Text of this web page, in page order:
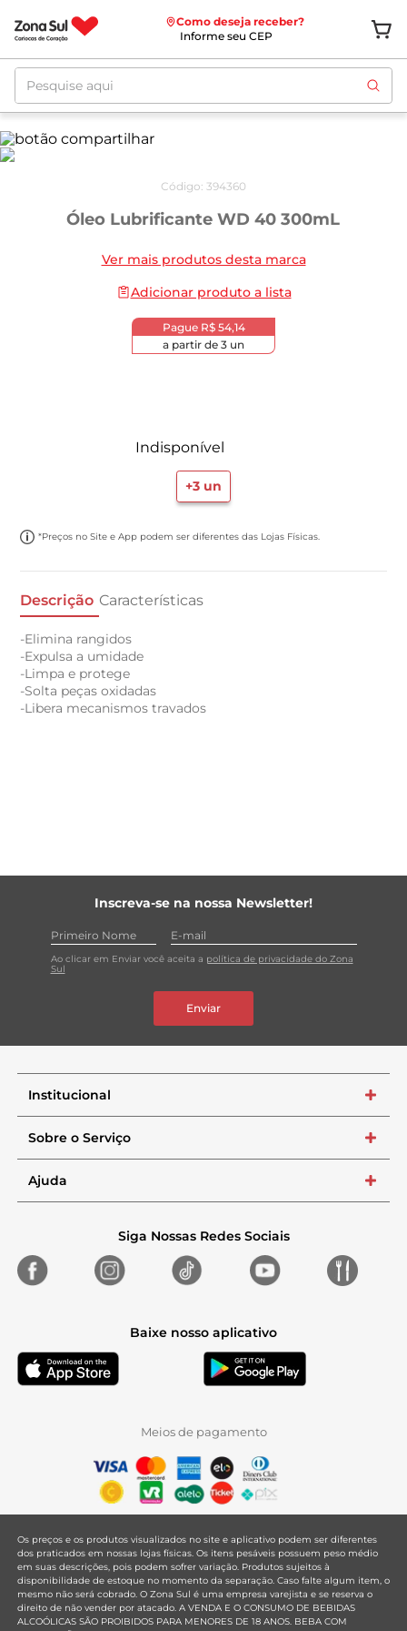
Como deseja receber?
Informe seu CEP
Pesquise aqui
Código: 394360
Óleo Lubrificante WD 40 300mL
Ver mais produtos desta marca
Adicionar produto a lista
Pague R$ 54,14
a partir de 3 un
Indisponível
+3 un
*Preços no Site e App podem ser diferentes das Lojas Físicas.
Descrição Características
-Elimina rangidos
-Expulsa a umidade
-Limpa e protege
-Solta peças oxidadas
-Libera mecanismos travados
Inscreva-se na nossa Newsletter!
Ao clicar em Enviar você aceita a política de privacidade do Zona
Sul
Enviar
Institucional +
Sobre o Serviço +
Ajuda +
Siga Nossas Redes Sociais
Baixe nosso aplicativo
Meios de pagamento
Os preços e os produtos visualizados no site e aplicativo podem ser diferentes
dos praticados em nossas lojas físicas. Os itens pesáveis possuem peso médio
em suas descrições, pois podem sofrer variação. Produtos sujeitos à
disponibilidade de estoque no momento da separação. Caso falte algum item, o
mesmo não será cobrado. O Zona Sul é uma empresa varejista e se reserva o
direito de não vender por atacado. A VENDA E O CONSUMO DE BEBIDAS
ALCOÓLICAS SÃO PROIBIDOS PARA MENORES DE 18 ANOS. BEBA COM